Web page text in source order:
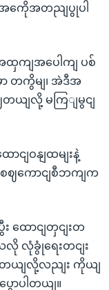
အကေိုအတညျပွုပါ
ထှကျအပေါကျ ပစ်
တကွိမျ၊ အဲဒီအ
ယျလို့ မကြျမွငျ
ငျဝနျထမျးနဲ့
ဈကောငျစီဘကျက
း ထောငျတှငျးတ
လို လုံခွုံရေးတငျး
ေယျလို့လညျး ကိုယျ
ာပါတယျ။